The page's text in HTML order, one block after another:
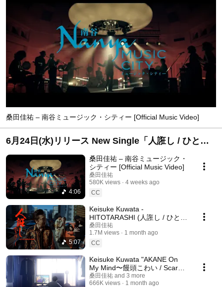
桑田佳祐 – 南谷ミュージック・シティー [Official Music Video]
6月24日(水)リリース New Single「人誑し / ひとた
らし」
4:06
桑田佳祐 – 南谷ミュージック・
シティー [Official Music Video]
桑田佳祐
580K views
4 weeks ago
CC
5:07
Keisuke Kuwata -
HITOTARASHI (人誑し / ひとた
らし) [Official Music Video]
桑田佳祐
1.7M views
1 month ago
CC
Keisuke Kuwata "AKANE On
My Mind〜饅頭こわい / Scared
of Manju" [Anime Music Video]
桑田佳祐 and 3 more
666K views
1 month ago